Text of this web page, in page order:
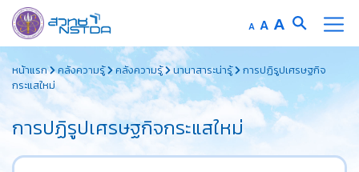
to
content
A Decrease
font
size.
AReset
font
size.
A Increase
font
size.
หน้าแรก คลังความรู้ คลังความรู้ นานาสาระน่ารู้
การปฏิรูปเศรษฐกิจ
กระแสใหม่
การปฏิรูปเศรษฐกิจกระแสใหม่